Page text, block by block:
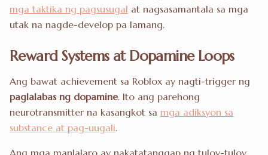
mga taktika ng pagsusugal at nagsasamantala sa mga
utak na nagde-develop pa lamang.
Reward Systems at Dopamine Loops
Ang bawat achievement sa Roblox ay nagti-trigger ng
paglalabas ng dopamine. Ito ang parehong
neurotransmitter na kasangkot sa mga adiksyon sa
substance at pag-uugali.
Ang mga manlalaro ay nakatatanggap ng tuloy-tuloy